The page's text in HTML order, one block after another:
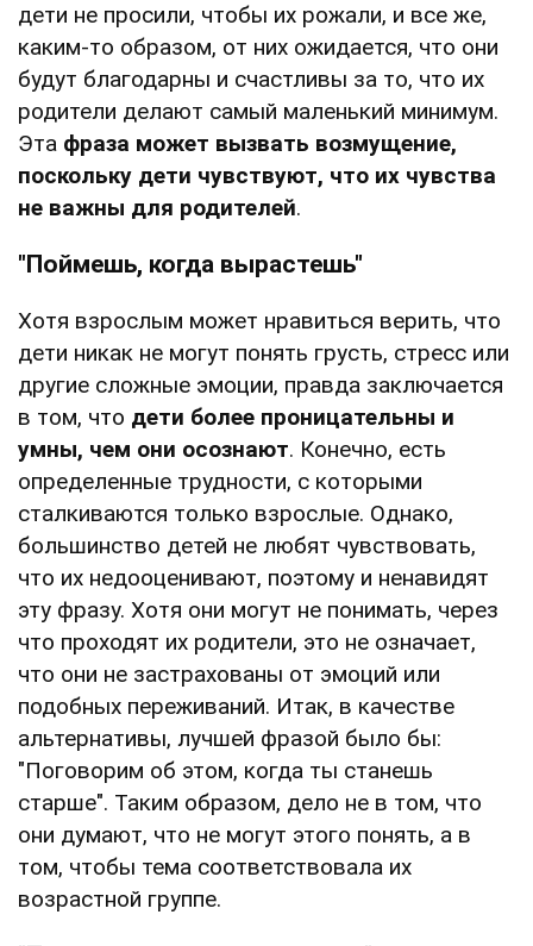
дети не просили, чтобы их рожали, и все же,
каким-то образом, от них ожидается, что они
будут благодарны и счастливы за то, что их
родители делают самый маленький минимум.
Эта фраза может вызвать возмущение,
поскольку дети чувствуют, что их чувства
не важны для родителей.
"Поймешь, когда вырастешь"
Хотя взрослым может нравиться верить, что
дети никак не могут понять грусть, стресс или
другие сложные эмоции, правда заключается
в том, что дети более проницательны и
умны, чем они осознают. Конечно, есть
определенные трудности, с которыми
сталкиваются только взрослые. Однако,
большинство детей не любят чувствовать,
что их недооценивают, поэтому и ненавидят
эту фразу. Хотя они могут не понимать, через
что проходят их родители, это не означает,
что они не застрахованы от эмоций или
подобных переживаний. Итак, в качестве
альтернативы, лучшей фразой было бы:
"Поговорим об этом, когда ты станешь
старше". Таким образом, дело не в том, что
они думают, что не могут этого понять, а в
том, чтобы тема соответствовала их
возрастной группе.